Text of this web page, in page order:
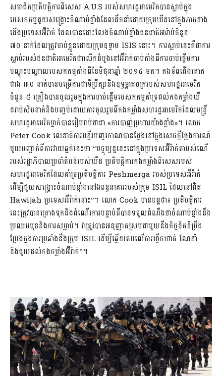
សមាជិកប្រតិបត្តិការពិសេស​ A.U.S របស់សហរដ្ឋអាមេរិកបានស្លាប់ក្នុង
បេសកកម្មជួយសង្រ្គោះចំណាប់ខ្មាំងដែលដឹកនាំដោយក្រុមឃឺដនៅក្នុងភាគខាង
ជើងប្រទេសអ៊ីរ៉ាក់ ដែលបានដោះលែងចំណាប់ខ្មាំងជនជាតិអារ៉ាប់ចំនួន
៧០ នាក់ដែលត្រូវចាប់ខ្លួនដោយក្រុមឧទ្ទាម ISIS នោះ។ ការស្លាប់នេះគឺជាការ
ស្លាប់របស់ជនជាតិអាមេរិកជាលើកដំបូងនៅអ៊ីរ៉ាក់ចាប់តាំងពីការចាប់ផ្តើមការ
បណ្តុះបណ្តាលបេសកកម្មតាំងពីខែមិថុនាឆ្នាំ ២០១៤ មក។ កងទ័ពជើងគោក
ជាង ៣០ នាក់បានបម្រើការជាទីប្រឹក្សានិងឧទ្ធម្ភាគចក្ររបស់សហរដ្ឋអាមេរិក
ចំនួន ៥ គ្រឿងបានចូលរួមក្នុងការចាប់ផ្តើមបេសកកម្មគាំទ្រដល់កងកម្លាំងឃឺ
ដរាប់សិបនាក់និងបញ្ចប់ដោយការចូលរួមពីកងកម្លាំងសហរដ្ឋអាមេរិកដែលមន្ត្រី
សហរដ្ឋអាមេរិកម្នាក់បានរៀបរាប់ថាជា «ការបាញ់ប្រហារយ៉ាងខ្លាំង»។ លោក
Peter Cook លេខាធិការមន្ទីរបញ្ចកោណបានថ្លែងនៅក្នុងសេចក្តីថ្លែងការណ៍
មួយបញ្ជាក់ពីការវាយឆ្មក់នេះថា “បច្ចុប្បន្ននេះនៅក្នុងប្រទេសអ៊ីរ៉ាក់តាមសំណើ
របស់រដ្ឋាភិបាលប្រចាំតំបន់របស់ឃឺដ ប្រតិបត្ដិការកងកម្លាំងពិសេសរបស់
សហរដ្ឋអាមេរិកដែលគាំទ្រប្រតិបត្តិការ Peshmerga របស់ប្រទេសអ៊ីរ៉ាក់
ដើម្បីជួយសង្គ្រោះចំណាប់ខ្មាំងនៅឯពន្ធនាគាររបស់ក្រុម ISIL ដែលនៅជិត
Hawijah ប្រទេសអ៊ីរ៉ាក់នោះ”។ លោក Cook បានបន្តថា៖ ប្រតិបត្ដិការ
នេះត្រូវបានគ្រោងទុកនិងដំណើរការបន្ទាប់ពីបានទទួលដំណឹងថាចំណាប់ខ្មាំងនឹង
ប្រឈមមុខនិងការសម្លាប់។ វាត្រូវបានអនុញ្ញាតស្របជាមួយនឹងកិច្ចខិតខំប្រឹង
ប្រែងក្នុងការប្រឆាំងនឹងក្រុម ISIL ដើម្បីឆ្លើយតបលើការហ្វឹកហាត់ ណែនាំ
និងជួយដល់កងកម្លាំងអ៊ីរ៉ាក់”។